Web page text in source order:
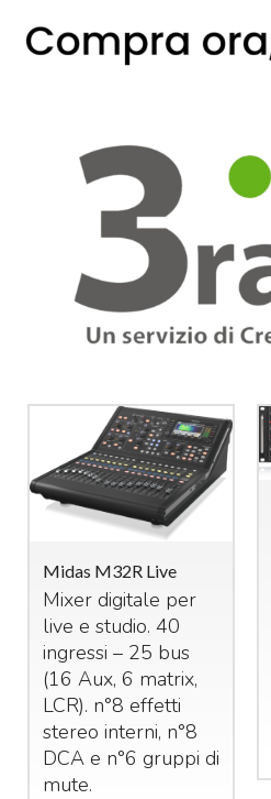
Midas M32R Live
Mixer digitale per
live e studio. 40
ingressi – 25 bus
(16 Aux, 6 matrix,
LCR). n°8 effetti
stereo interni, n°8
DCAe n°6 gruppi di
mute.